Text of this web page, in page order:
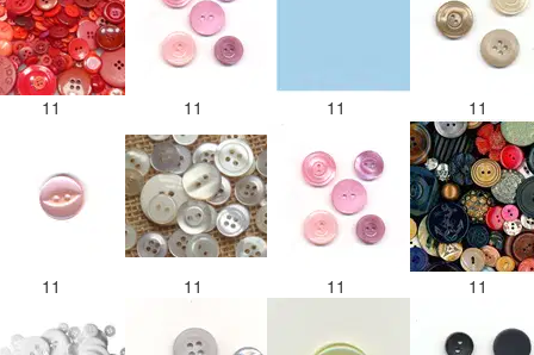
11 11 11 11
11 11 11 11